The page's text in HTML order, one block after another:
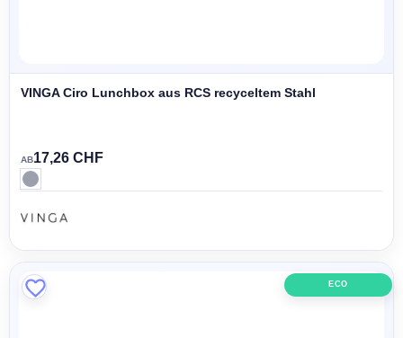
VINGA Ciro Lunchbox aus RCS recyceltem Stahl
AB17,26 CHF
ECO